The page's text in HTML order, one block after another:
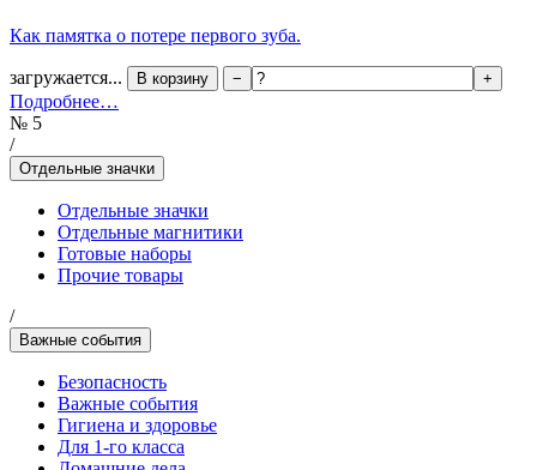
Как памятка о потере первого зуба.
загружается... В корзину − +
Подробнее…
№ 5
/
Отдельные значки
Отдельные значки
Отдельные магнитики
Готовые наборы
Прочие товары
/
Важные события
Безопасность
Важные события
Гигиена и здоровье
Для 1-го класса